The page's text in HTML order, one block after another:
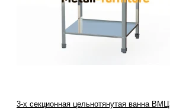
3-х секционная цельнотянутая ванна